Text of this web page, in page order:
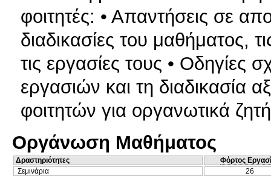
φοιτητές: • Απαντήσεις σε
διαδικασίες του μαθήματος,
τις εργασίες τους • Οδηγίες
εργασιών και τη διαδικασία
φοιτητών για οργανωτικά
Οργάνωση Μαθήματος
Δραστηριότητες
Φόρτος
Σεμινάρια
26